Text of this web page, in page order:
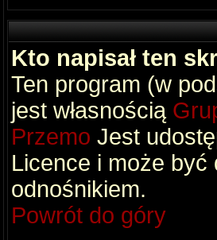
Kto napisał ten
Ten program (w
jest własnością
Przemo Jest
Licence i może być
odnośnikiem.
Powrót do góry